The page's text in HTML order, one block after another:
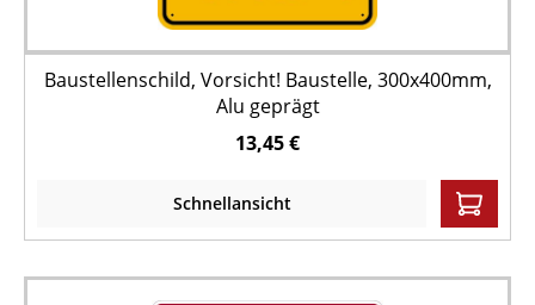
Baustellenschild, Vorsicht! Baustelle, 300x400mm,
Alu geprägt
13,45 €
Schnellansicht